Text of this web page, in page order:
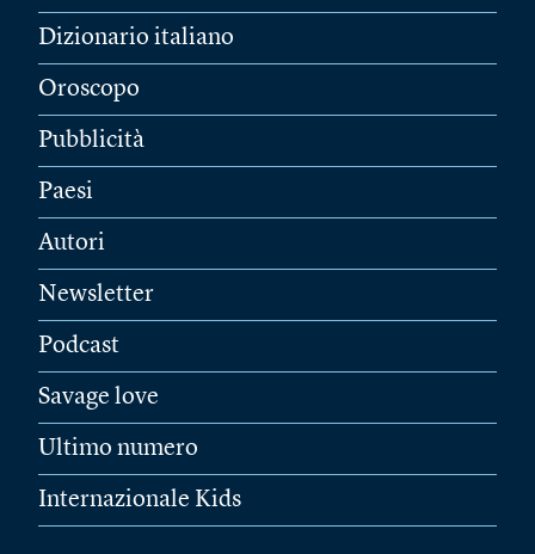
Dizionario italiano
Oroscopo
Pubblicità
Paesi
Autori
Newsletter
Podcast
Savage love
Ultimo numero
Internazionale Kids